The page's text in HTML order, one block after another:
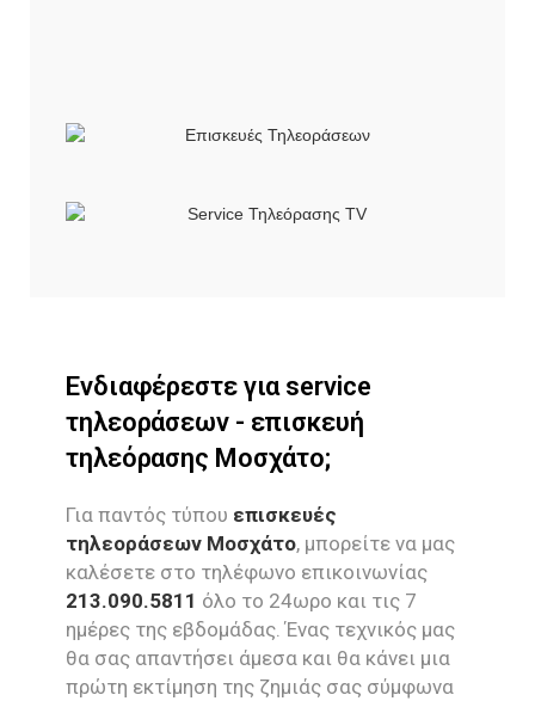
Ενδιαφέρεστε για service
τηλεοράσεων - επισκευή
τηλεόρασης Μοσχάτο;
Για παντός τύπου επισκευές
τηλεοράσεων Μοσχάτο, μπορείτε να μας
καλέσετε στο τηλέφωνο επικοινωνίας
213.090.5811 όλο το 24ωρο και τις 7
ημέρες της εβδομάδας. Ένας τεχνικός μας
θα σας απαντήσει άμεσα και θα κάνει μια
πρώτη εκτίμηση της ζημιάς σας σύμφωνα